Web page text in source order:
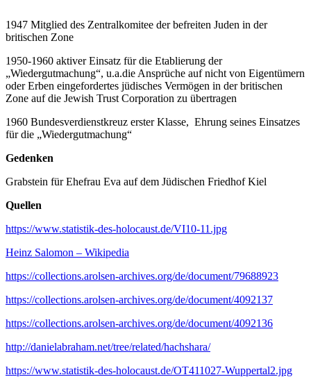
1947 Mitglied des Zentralkomitee der befreiten Juden in der
britischen Zone
1950-1960 aktiver Einsatz für die Etablierung der
„Wiedergutmachung“, u.a.die Ansprüche auf nicht von Eigentümern
oder Erben eingefordertes jüdisches Vermögen in der britischen
Zone auf die Jewish Trust Corporation zu übertragen
1960 Bundesverdienstkreuz erster Klasse, Ehrung seines Einsatzes
für die „Wiedergutmachung“
Gedenken
Grabstein für Ehefrau Eva auf dem Jüdischen Friedhof Kiel
Quellen
https://www.statistik-des-holocaust.de/VI10-11.jpg
Heinz Salomon – Wikipedia
https://collections.arolsen-archives.org/de/document/79688923
https://collections.arolsen-archives.org/de/document/4092137
https://collections.arolsen-archives.org/de/document/4092136
http://danielabraham.net/tree/related/hachshara/
https://www.statistik-des-holocaust.de/OT411027-Wuppertal2.jpg